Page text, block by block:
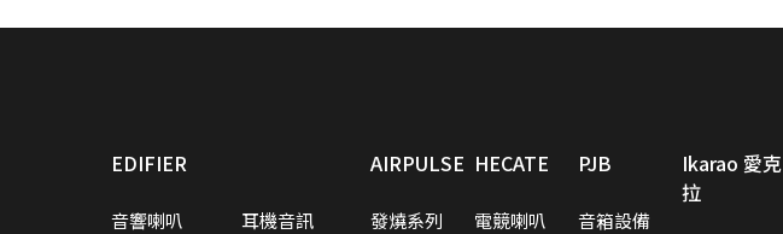
EDIFIER
音響喇叭
耳機音訊
AIRPULSE
發燒系列
HECATE
電競喇叭
PJB
音箱設備
Ikarao 愛克
拉